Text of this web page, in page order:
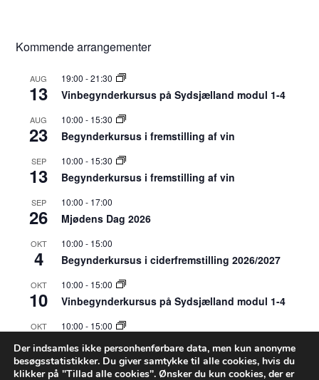
Kommende arrangementer
AUG
13
19:00 -21:30
Vinbegynderkursus på Sydsjælland modul 1-4
AUG
23
10:00 - 15:30
Begynderkursus i fremstilling af vin
SEP
13
10:00 - 15:30
Begynderkursus i fremstilling af vin
SEP
26
10:00 - 17:00
Mjødens Dag 2026
OKT
4
10:00 - 15:00
Begynderkursus i ciderfremstilling 2026/2027
OKT
10
10:00 - 15:00
Vinbegynderkursus på Sydsjælland modul 1-4
OKT
31
10:00 - 15:00
Vinbegynderkursus på Sydsjælland modul 1-4
APR 10:00-15:00
Der indsamles ikke personhenførbare data, men kun anonyme
besøgsstatistikker. Du giver samtykke til alle cookies, hvis du
klikker på "Tillad alle cookies". Ønsker du kun cookies, der er